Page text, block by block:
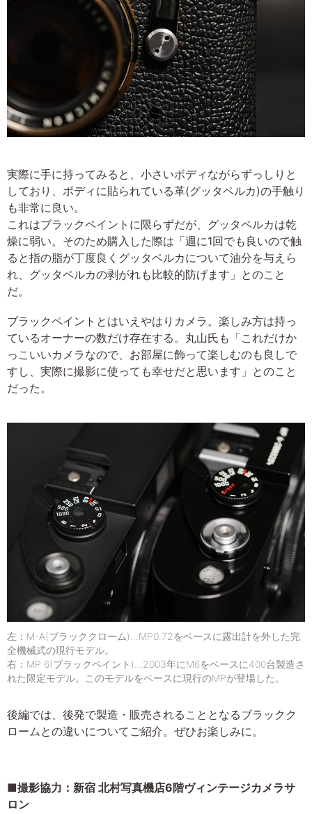
実際に手に持ってみると、小さいボディながらずっしりと
しており、ボディに貼られている革(グッタペルカ)の手触り
も非常に良い。
これはブラックペイントに限らずだが、グッタペルカは乾
燥に弱い。そのため購入した際は「週に1回でも良いので触
ると指の脂が丁度良くグッタペルカについて油分を与えら
れ、グッタペルカの剥がれも比較的防げます」とのこと
だ。
ブラックペイントとはいえやはりカメラ。楽しみ方は持っ
ているオーナーの数だけ存在する。丸山氏も「これだけか
っこいいカメラなので、お部屋に飾って楽しむのも良しで
すし、実際に撮影に使っても幸せだと思います」とのこと
だった。
左：M-A(ブラッククローム)…MP0.72をベースに露出計を外した完
全機械式の現行モデル。
右：MP 6(ブラックペイント)…2003年にM6をベースに400台製造さ
れた限定モデル。このモデルをベースに現行のMPが登場した。
後編では、後発で製造・販売されることとなるブラックク
ロームとの違いについてご紹介。ぜひお楽しみに。
■撮影協力：新宿 北村写真機店6階ヴィンテージカメラサ
ロン